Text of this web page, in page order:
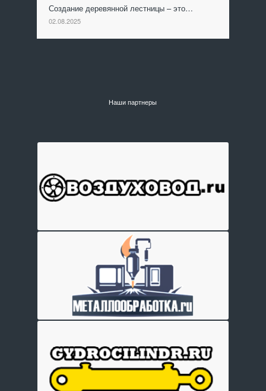
Создание деревянной лестницы – это…
02.08.2025
Наши партнеры